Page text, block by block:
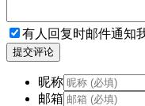
有人回复时邮件通知
提交评论
昵称
邮箱